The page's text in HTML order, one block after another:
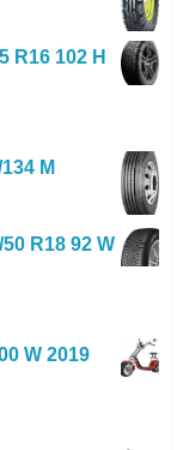
R16 102 H
M
R18 92 W
W 2019